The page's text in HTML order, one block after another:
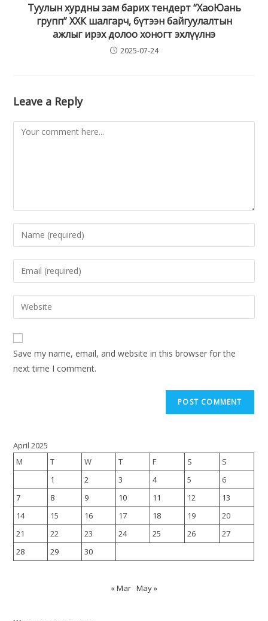
Туулын хурдны зам барих тендерт “ХаоЮань
групп” ХХК шалгарч, бүтээн байгуулалтын
ажлыг ирэх долоо хоногт эхлүүлнэ
2025-07-24
Leave a Reply
Save my name, email, and website in this browser for the
next time I comment.
April 2025
M
T W T F S
S
1
2 3 4 5
6
7
8 9 10 11 12
13
14
15 16 17 18 19
20
21
22 23 24 25 26
27
28
29 30
« Mar May »